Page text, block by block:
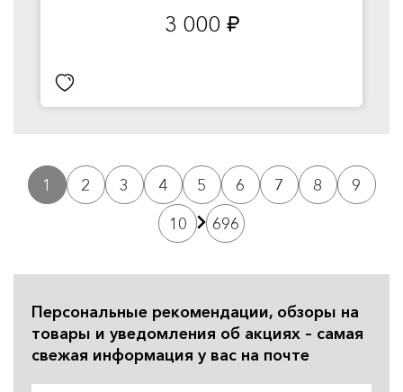
3 000 руб.
1 2 3 4 5 6 7 8
9
10
696
Персональные рекомендации, обзоры на
товары и уведомления об акциях – самая
свежая информация у вас на почте